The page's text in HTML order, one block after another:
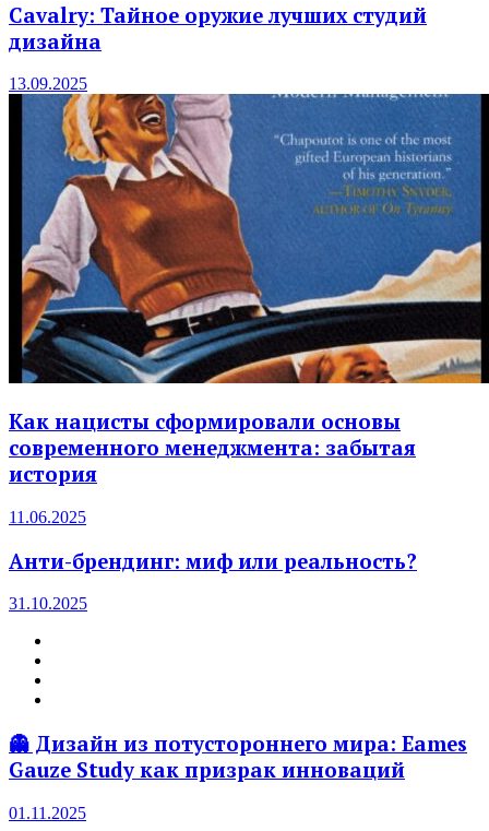
Cavalry: Тайное оружие лучших студий
дизайна
13.09.2025
Как нацисты сформировали основы
современного менеджмента: забытая
история
11.06.2025
Анти-брендинг: миф или реальность?
31.10.2025
👻 Дизайн из потустороннего мира: Eames
Gauze Study как призрак инноваций
01.11.2025